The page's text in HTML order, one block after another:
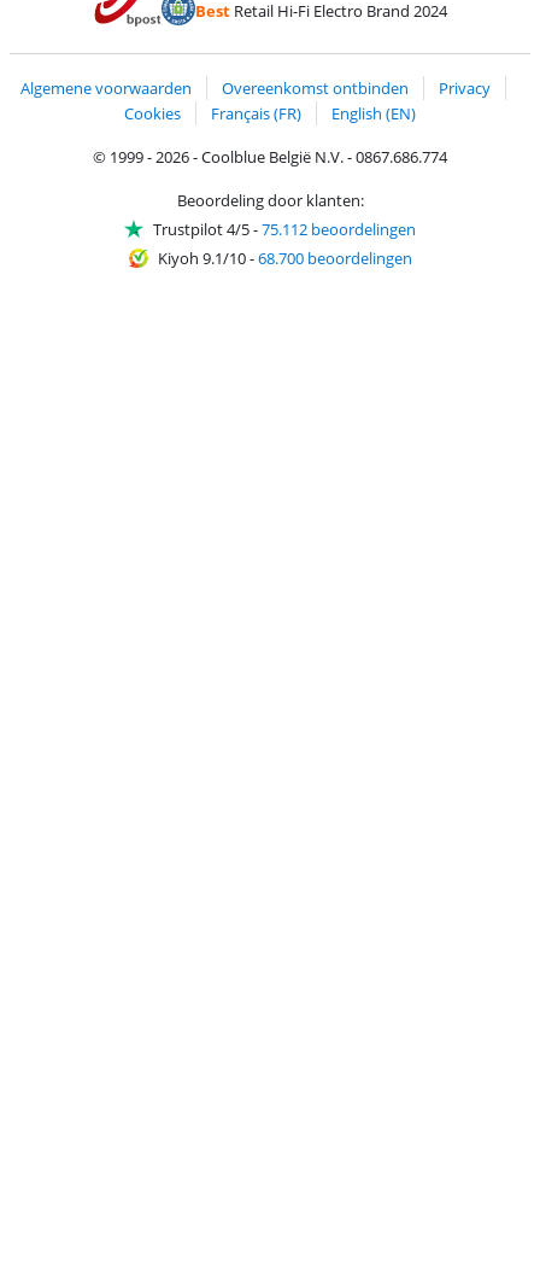
BestRetail Hi-Fi Electro Brand 2024
Algemene voorwaarden Overeenkomst ontbinden
Privacy
Cookies
Français (FR)
English (EN)
© 1999 - 2026 - Coolblue België N.V. - 0867.686.774
Beoordeling door klanten:
Trustpilot 4/5-75.112 beoordelingen
Kiyoh 9.1/10-68.700 beoordelingen